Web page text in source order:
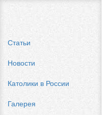
Статьи
Новости
Католики в России
Галерея